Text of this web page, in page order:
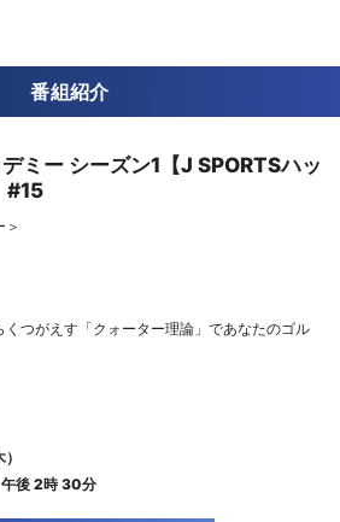
番組紹介
ミー シーズン1【J SPORTSハッ
#15
＞
つがえす「クォーター理論」であなたのゴル
後 2時 30分